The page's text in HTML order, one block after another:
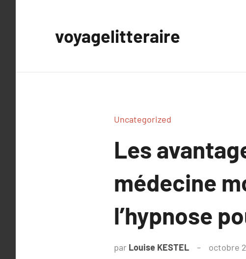
voyagelitteraire
Uncategorized
Les
médecine
l’hypnose
par Louise KESTEL octobre